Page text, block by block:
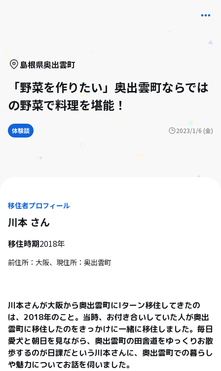
島根県奥出雲町
「野菜を作りたい」奥出雲町ならでは
の野菜で料理を堪能！
体験談 2023/1/6 (金)
移住者プロフィール
川本 さん
移住時期2018年
前住所：大阪、現住所：奥出雲町
川本さんが大阪から奥出雲町にIターン移住してきたの
は、2018年のこと。当時、お付き合いしていた人が奥出
雲町に移住したのをきっかけに一緒に移住しました。毎日
愛犬と朝日を見ながら、奥出雲町の田舎道をゆっくりお散
歩するのが日課だという川本さんに、奥出雲町での暮らし
や魅力についてお話を伺いました。